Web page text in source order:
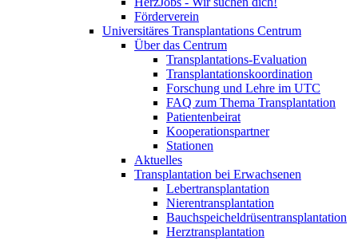
Förderverein
Universitäres Transplantations Centrum
Über das Centrum
Transplantations-Evaluation
Transplantationskoordination
Forschung und Lehre im UTC
FAQ zum Thema Transplantation
Patientenbeirat
Kooperationspartner
Stationen
Aktuelles
Transplantation bei Erwachsenen
Lebertransplantation
Nierentransplantation
Bauchspeicheldrüsentransplantation
Herztransplantation